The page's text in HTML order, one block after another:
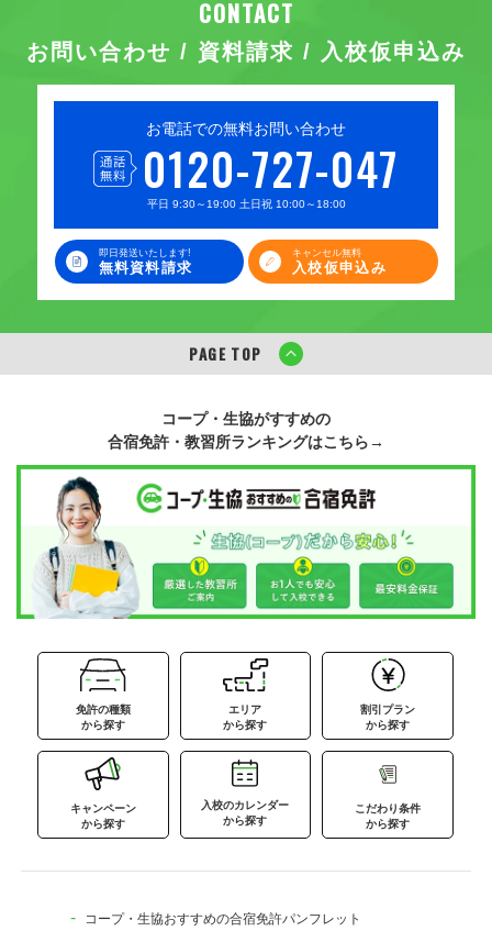
お問い合わせ / 資料請求 / 入校仮申込み
お電話での無料お問い合わせ
0120-727-047
平日 9:30～19:00 土日祝 10:00～18:00
即日発送いたします!
無料資料請求
キャンセル無料
入校仮申込み
PAGE TOP
コープ・生協がすすめの
合宿免許・教習所ランキングはこちら→
免許の種類
から探す
エリア
から探す
割引プラン
から探す
キャンペーン
から探す
入校のカレンダー
から探す
こだわり条件
から探す
コープ・生協おすすめの合宿免許パンフレット